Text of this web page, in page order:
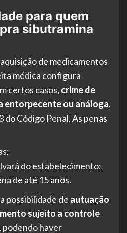
para quem
sibutramina
de medicamentos
médica configura
certos casos, crime de
entorpecente ou análoga,
Código Penal. As penas
do estabelecimento;
de até 15 anos.
possibilidade de autuação
sujeito a controle
, podendo haver